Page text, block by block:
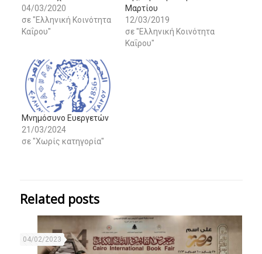
04/03/2020
σε "Ελληνική Κοινότητα
Καΐρου"
Μαρτίου
12/03/2019
σε "Ελληνική Κοινότητα
Καΐρου"
Μνημόσυνο Ευεργετών
21/03/2024
σε "Χωρίς κατηγορία"
Related posts
04/02/2023